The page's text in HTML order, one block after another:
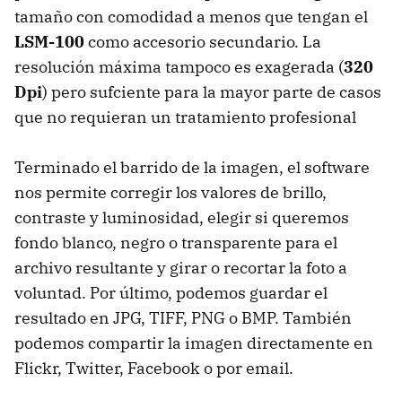
tamaño con comodidad a menos que tengan el
LSM-100como accesorio secundario. La
resolución máxima tampoco es exagerada (320
Dpi) pero sufciente para la mayor parte de casos
que no requieran un tratamiento profesional
Terminado el barrido de la imagen, el software
nos permite corregir los valores de brillo,
contraste y luminosidad, elegir si queremos
fondo blanco, negro o transparente para el
archivo resultante y girar o recortar la foto a
voluntad. Por último, podemos guardar el
resultado en JPG, TIFF, PNGo BMP. También
podemos compartir la imagen directamente en
Flickr, Twitter, Facebook o por email.